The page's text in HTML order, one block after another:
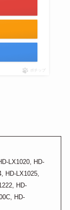
ポチップ
LX1020, HD-
HD-LX1025,
HD-
HD-